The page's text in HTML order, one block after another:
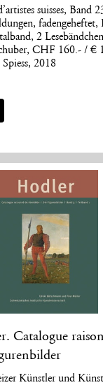
suisses, Band
fadengeheftet,
2
CHF 160.- / €
2018
Catalogue
Künstler und